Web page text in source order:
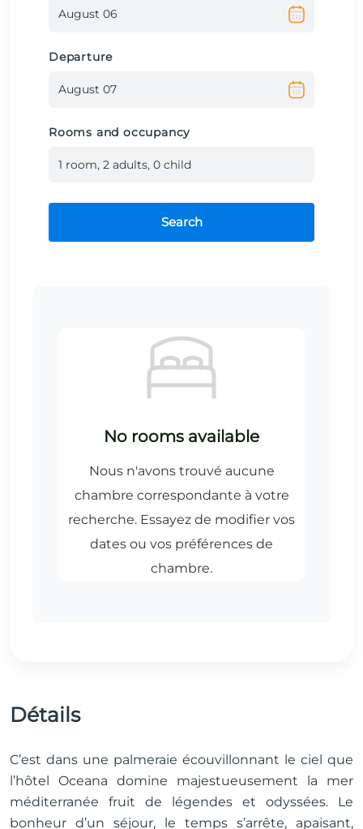
Departure
Rooms and occupancy
1 room, 2 adults, 0 child
Search
Détails
C’est dans une palmeraie écouvillonnant le ciel que
l’hôtel Oceana domine majestueusement la mer
méditerranée fruit de légendes et odyssées. Le
bonheur d’un séjour, le temps s’arrête, apaisant,